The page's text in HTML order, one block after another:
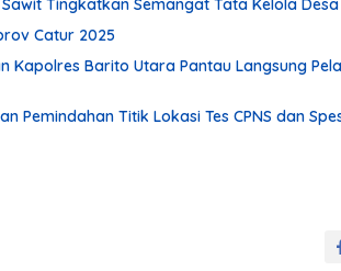
Tingkatkan Semangat Tata Kelola
Catur 2025
Kapolres Barito Utara Pantau Langsung
Pemindahan Titik Lokasi Tes CPNS dan